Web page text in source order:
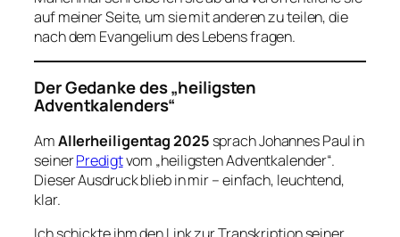
auf meiner Seite, um sie mit anderen zu teilen, die
nach dem Evangelium des Lebens fragen.
Der Gedanke des „heiligsten
Adventkalenders“
AmAllerheiligentag 2025 sprach Johannes Paul in
seinerPredigtvom „heiligsten Adventkalender“.
Dieser Ausdruck blieb in mir – einfach, leuchtend,
klar.